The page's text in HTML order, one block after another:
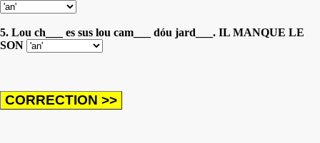
5. Lou ch___ es sus lou cam___ dóu jard___. IL MANQUE LE
SON